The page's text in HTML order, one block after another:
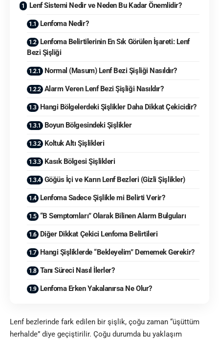
Lenf Sistemi Nedir ve Neden Bu Kadar Önemlidir?
Lenfoma Nedir?
Lenfoma Belirtilerinin En Sık Görülen İşareti: Lenf
Bezi Şişliği
Normal (Masum) Lenf Bezi Şişliği Nasıldır?
Alarm Veren Lenf Bezi Şişliği Nasıldır?
Hangi Bölgelerdeki Şişlikler Daha Dikkat Çekicidir?
Boyun Bölgesindeki Şişlikler
Koltuk Altı Şişlikleri
Kasık Bölgesi Şişlikleri
Göğüs İçi ve Karın Lenf Bezleri (Gizli Şişlikler)
Lenfoma Sadece Şişlikle mi Belirti Verir?
“B Semptomları” Olarak Bilinen Alarm Bulguları
Diğer Dikkat Çekici Lenfoma Belirtileri
Hangi Şişliklerde “Bekleyelim” Dememek Gerekir?
Tanı Süreci Nasıl İlerler?
Lenfoma Erken Yakalanırsa Ne Olur?
Lenf bezlerinde fark edilen bir şişlik, çoğu zaman “üşüttüm
herhalde” diye geçiştirilir. Çoğu durumda bu yaklaşım